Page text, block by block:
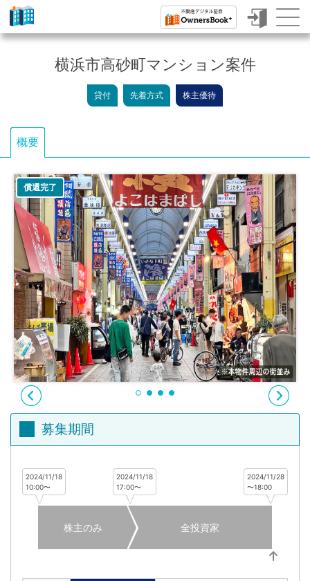
ク
フ
ァ
ン
デ
ィ
ン
グ
で
不
動
産
投
資
OwnersBook
横浜市高砂町マンション案件
貸付 先着方式 株主優待
概要
償還完了
募集期間
2024/11/18
10:00〜
2024/11/18
17:00〜
2024/11/28
〜18:00
株主のみ 全投資家